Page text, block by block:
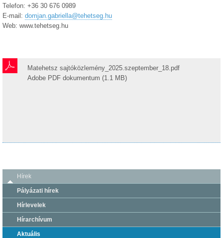
Telefon: +36 30 676 0989
E-mail: domjan.gabriella@tehetseg.hu
Web: www.tehetseg.hu
Matehetsz sajtóközlemény_2025.szeptember_18.pdf
Adobe PDF dokumentum (1.1 MB)
Hírek
Pályázati hírek
Hírlevelek
Hírarchívum
Aktuális